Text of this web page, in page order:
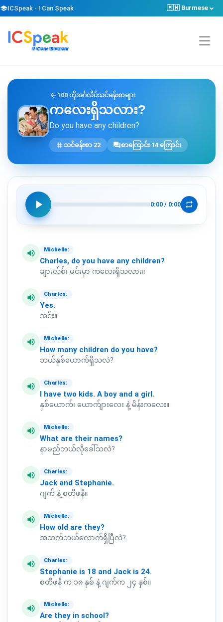
schoolICSpeak - I Can Speak 🇲🇲 Burmese
arrow_back 100 ကိုအင်္ဂလိပ်သင်ခန်းစာများ
ကလေးရှိသလား?
Do you have any children?
tagသင်ခန်းစာ 22 forumစာကြောင်း 14 ကြောင်း
play_arrow 0:00 / 0:00 repeat
volume_up Michelle:
Charles, do you have any children?
ချားလ်စ်၊ မင်းမှာ ကလေးရှိသလား။
volume_up Charles:
Yes.
အင်း။
volume_up Michelle:
How many children do you have?
ဘယ်နှစ်ယောက်ရှိသလဲ?
volume_up Charles:
I have two kids. A boy and a girl.
နှစ်ယောက်၊ ယောက်ျားလေး နဲ့ မိန်းကလေး။
volume_up Michelle:
What are their names?
နာမည်ဘယ်လိုခေါ်သလဲ?
volume_up Charles:
Jack and Stephanie.
ဂျက် နဲ့ စတီဖနီ။
volume_up Michelle:
How old are they?
အသက်ဘယ်လောက်ရှိပြီလဲ?
volume_up Charles:
Stephanie is 18 and Jack is 24.
စတီဖနီ က ၁၈ နှစ် နဲ့ ဂျက်က ၂၄ နှစ်။
volume_up Michelle:
Are they in school?